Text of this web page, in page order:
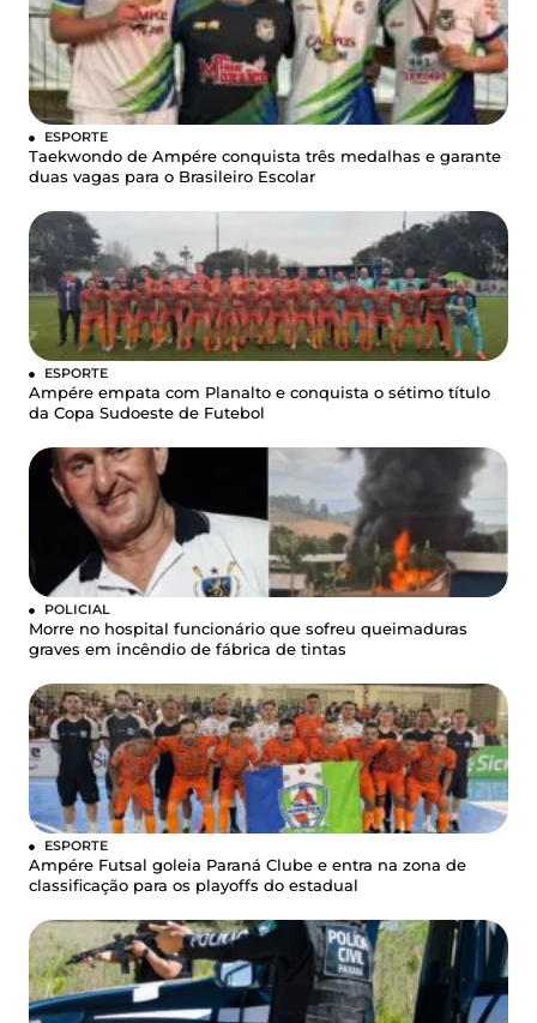
ESPORTE
Taekwondo de Ampére conquista três medalhas e garante
duas vagas para o Brasileiro Escolar
ESPORTE
Ampére empata com Planalto e conquista o sétimo título
da Copa Sudoeste de Futebol
POLICIAL
Morre no hospital funcionário que sofreu queimaduras
graves em incêndio de fábrica de tintas
ESPORTE
Ampére Futsal goleia Paraná Clube e entra na zona de
classificação para os playoffs do estadual